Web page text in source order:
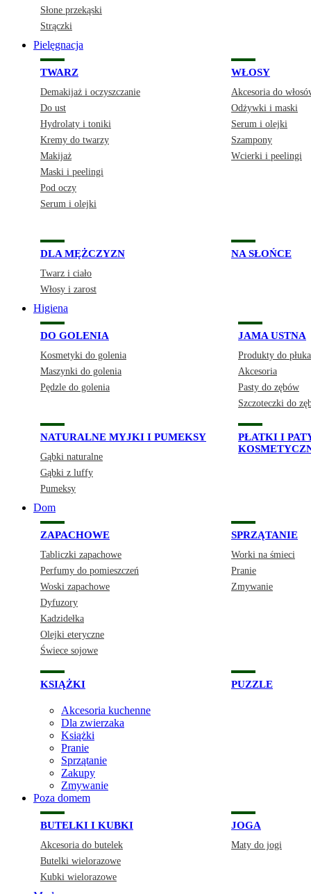
Słone przekąski
Strączki
Pielęgnacja
TWARZ
Demakijaż i oczyszczanie
Do ust
Hydrolaty i toniki
Kremy do twarzy
Makijaż
Maski i peelingi
Pod oczy
Serum i olejki
WŁOSY
Akcesoria do
Odżywki i maski
Serum i olejki
Szampony
Wcierki i peelingi
DLA MĘŻCZYZN
Twarz i ciało
Włosy i zarost
NA SŁOŃCE
Higiena
DO GOLENIA
Kosmetyki do golenia
Maszynki do golenia
Pędzle do golenia
JAMA USTNA
Produkty do
Akcesoria
Pasty do zębów
Szczoteczki do
NATURALNE MYJKI I PUMEKSY
Gąbki naturalne
Gąbki z luffy
Pumeksy
PŁATKI I
Dom
ZAPACHOWE
Tabliczki zapachowe
Perfumy do pomieszczeń
Woski zapachowe
Dyfuzory
Kadzidełka
Olejki eteryczne
Świece sojowe
SPRZĄTANIE
Worki na śmieci
Pranie
Zmywanie
KSIĄŻKI PUZZLE
Akcesoria kuchenne
Dla zwierzaka
Książki
Pranie
Sprzątanie
Zakupy
Zmywanie
Poza domem
BUTELKI I KUBKI
Akcesoria do butelek
Butelki wielorazowe
Kubki wielorazowe
JOGA
Maty do jogi